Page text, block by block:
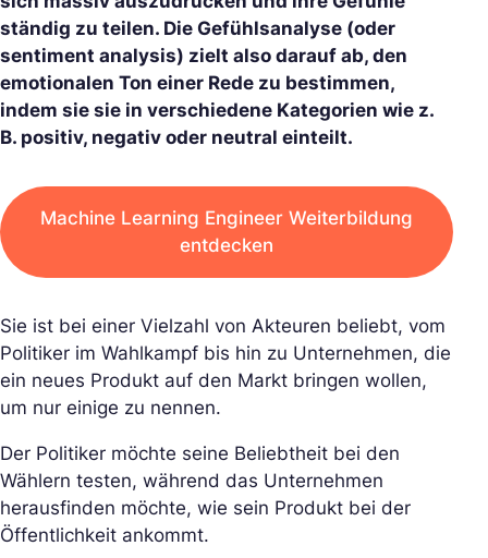
ständig zu teilen. Die Gefühlsanalyse (oder
sentiment analysis) zielt also darauf ab, den
emotionalen Ton einer Rede zu bestimmen,
indem sie sie in verschiedene Kategorien wie z.
B. positiv, negativ oder neutral einteilt.
Machine Learning Engineer Weiterbildung
entdecken
Sie ist bei einer Vielzahl von Akteuren beliebt, vom
Politiker im Wahlkampf bis hin zu Unternehmen, die
ein neues Produkt auf den Markt bringen wollen,
um nur einige zu nennen.
Der Politiker möchte seine Beliebtheit bei den
Wählern testen, während das Unternehmen
herausfinden möchte, wie sein Produkt bei der
Öffentlichkeit ankommt.